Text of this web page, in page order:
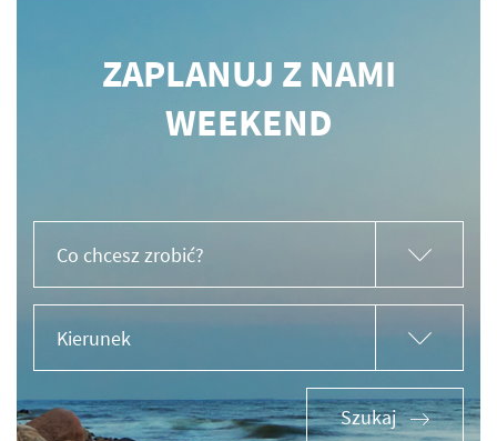
ZAPLANUJ Z NAMI
WEEKEND
Co chcesz zrobić?
Kierunek
Szukaj